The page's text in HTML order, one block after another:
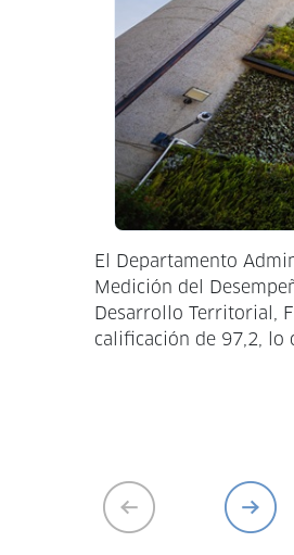
El Departamento
Medición del
Desarrollo Territorial,
calificación de 97,2, lo